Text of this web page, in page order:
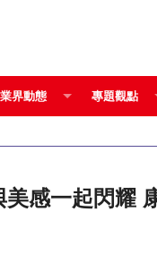
業界動態 專題觀點
藝術與精準健康，為每段生命